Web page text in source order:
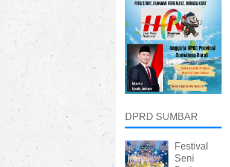
DPRD SUMBAR
Festival
Seni